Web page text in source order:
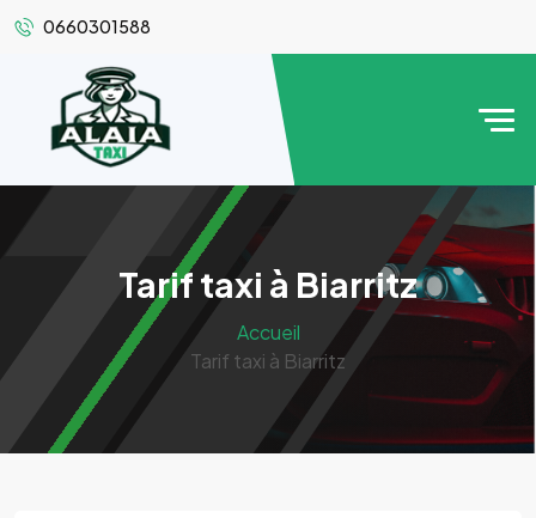
0660301588
Tarif taxi à Biarritz
Accueil
Tarif taxi à Biarritz